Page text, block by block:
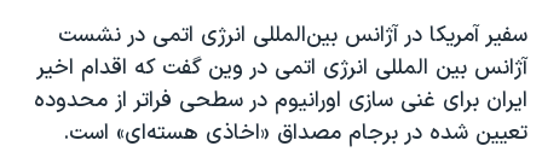
دادگاه حمید نوری
چهل سال گروگان‌گیری
قانون شفافیت دارائی کادر رهبری ایران
سفیر آمریکا در آژانس بین‌المللی انرژی اتمی در نشست
آژانس بین المللی انرژی اتمی در وین گفت که اقدام اخیر
ایران برای غنی سازی اورانیوم در سطحی فراتر از محدوده
تعیین شده در برجام مصداق «اخاذی هسته‌ای» است.